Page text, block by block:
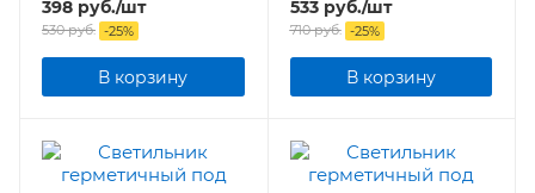
G13 230В IP65 600 мм
398 руб./шт
530руб. -25%
В корзину
G13 230В IP65 1200 мм
533руб./шт
710руб. -25%
В корзину